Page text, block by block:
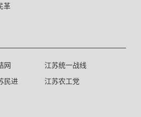
革
网
江苏统一战线
民进
江苏农工党